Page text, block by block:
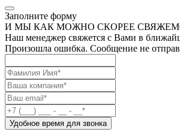
Заполните форму
И МЫ КАК МОЖНО СКОРЕЕ
Наш менеджер свяжется с Вами в
Произошла ошибка. Сообщение не
Удобное время для звонка